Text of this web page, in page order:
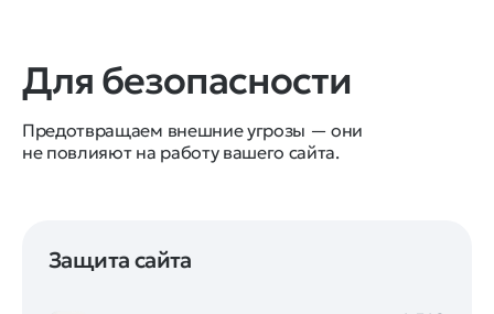
Для безопасности
Предотвращаем внешние угрозы — они
не повлияют на работу вашего сайта.
Защита сайта